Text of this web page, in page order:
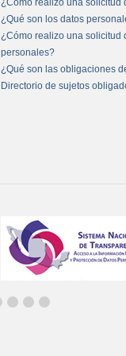
¿Cómo realizo una solicitud
¿Qué son los datos
¿Cómo realizo una solicitud
personales?
¿Qué son las obligaciones
Directorio de sujetos